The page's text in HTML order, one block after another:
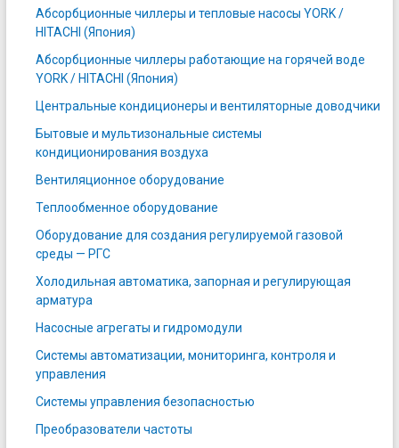
Абсорбционные чиллеры и тепловые насосы YORK /
HITACHI (Япония)
Абсорбционные чиллеры работающие на горячей воде
YORK / HITACHI (Япония)
Центральные кондиционеры и вентиляторные доводчики
Бытовые и мультизональные системы
кондиционирования воздуха
Вентиляционное оборудование
Теплообменное оборудование
Оборудование для создания регулируемой газовой
среды — РГС
Холодильная автоматика, запорная и регулирующая
арматура
Насосные агрегаты и гидромодули
Системы автоматизации, мониторинга, контроля и
управления
Системы управления безопасностью
Преобразователи частоты